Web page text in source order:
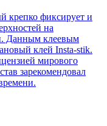
крепко фиксирует и
на
Данным клеевым
клей Insta-stik.
мирового
зарекомендовал